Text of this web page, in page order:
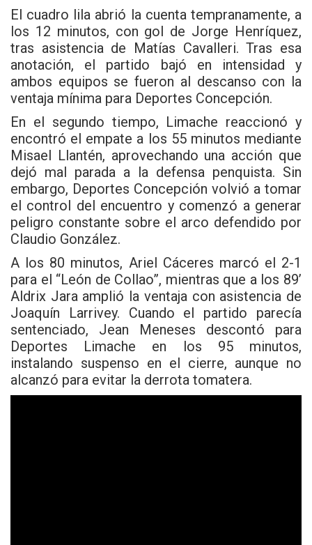
El cuadro lila abrió la cuenta tempranamente, a
los 12 minutos, con gol de Jorge Henríquez,
tras asistencia de Matías Cavalleri. Tras esa
anotación, el partido bajó en intensidad y
ambos equipos se fueron al descanso con la
ventaja mínima para Deportes Concepción.
En el segundo tiempo, Limache reaccionó y
encontró el empate a los 55 minutos mediante
Misael Llantén, aprovechando una acción que
dejó mal parada a la defensa penquista. Sin
embargo, Deportes Concepción volvió a tomar
el control del encuentro y comenzó a generar
peligro constante sobre el arco defendido por
Claudio González.
A los 80 minutos, Ariel Cáceres marcó el 2-1
para el “León de Collao”, mientras que a los 89’
Aldrix Jara amplió la ventaja con asistencia de
Joaquín Larrivey. Cuando el partido parecía
sentenciado, Jean Meneses descontó para
Deportes Limache en los 95 minutos,
instalando suspenso en el cierre, aunque no
alcanzó para evitar la derrota tomatera.